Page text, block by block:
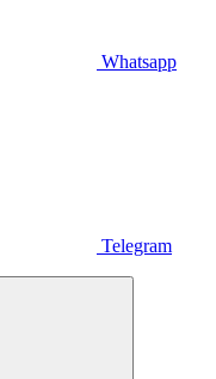
Whatsapp
Telegram